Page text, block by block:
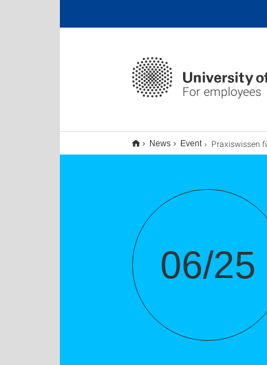
For employees
News Event Praxiswissen für den Berufsalltag:
06/25